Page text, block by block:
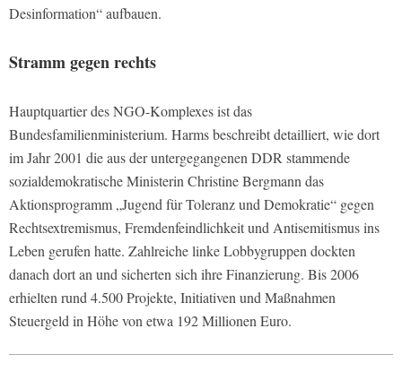
Desinformation“ aufbauen.
Stramm gegen rechts
Hauptquartier des NGO-Komplexes ist das
Bundesfamilienministerium. Harms beschreibt detailliert, wie dort
im Jahr 2001 die aus der untergegangenen DDR stammende
sozialdemokratische Ministerin Christine Bergmann das
Aktionsprogramm „Jugend für Toleranz und Demokratie“ gegen
Rechtsextremismus, Fremdenfeindlichkeit und Antisemitismus ins
Leben gerufen hatte. Zahlreiche linke Lobbygruppen dockten
danach dort an und sicherten sich ihre Finanzierung. Bis 2006
erhielten rund 4.500 Projekte, Initiativen und Maßnahmen
Steuergeld in Höhe von etwa 192 Millionen Euro.